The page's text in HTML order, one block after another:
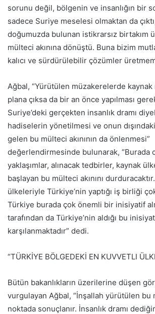
sorunu değil, bölgenin ve insanlığın bir
sadece Suriye meselesi olmaktan da
doğumuzda bulunan istikrarsız birtakım
mülteci akınına dönüştü. Buna bizim
kalıcı ve sürdürülebilir çözümler
Ağbal, “Yürütülen müzakerelerde
plana çıksa da bir an önce yapılması
Suriye’deki gerçekten insanlık dramı
hadiselerin yönetilmesi ve onun
gelen bu mülteci akınının da önlenmesi”
değerlendirmesinde bulunarak, “Burada
yaklaşımlar, alınacak tedbirler, kaynak
başlayan bu mülteci akınını
ülkeleriyle Türkiye’nin yaptığı iş birliği
Türkiye burada çok önemli bir inisiyatif
tarafından da Türkiye’nin aldığı bu
karşılanmaktadır” dedi.
“TÜRKİYE BÖLGEDEKİ EN KUVVETLI
Bütün bakanlıkların üzerilerine düşen
vurgulayan Ağbal, “İnşallah yürütülen
noktada sonuçlanır. İnsanlık dramı